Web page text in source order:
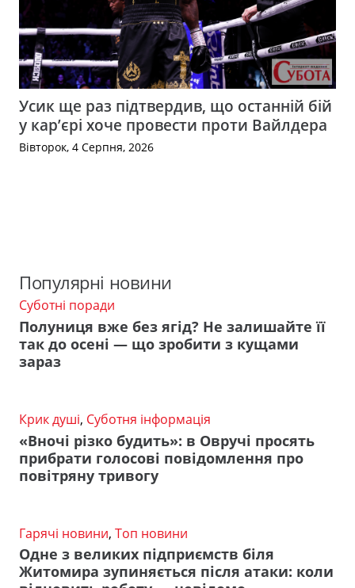
Усик ще раз підтвердив, що останній бій
у кар’єрі хоче провести проти Вайлдера
Вівторок, 4 Серпня, 2026
Популярні новини
Суботні поради
Полуниця вже без ягід? Не залишайте її
так до осені — що зробити з кущами
зараз
Крик душі, Суботня інформація
«Вночі різко будить»: в Овручі просять
прибрати голосові повідомлення про
повітряну тривогу
Гарячі новини, Топ новини
Одне з великих підприємств біля
Житомира зупиняється після атаки: коли